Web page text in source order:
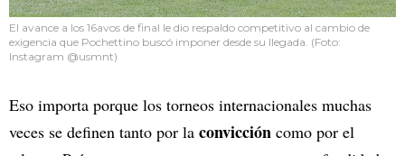
El avance a los 16avos de final le dio respaldo competitivo al cambio de
exigencia que Pochettino buscó imponer desde su llegada. (Foto:
Instagram @usmnt)
Eso importa porque los torneos internacionales muchas
veces se definen tanto por la convicción como por el